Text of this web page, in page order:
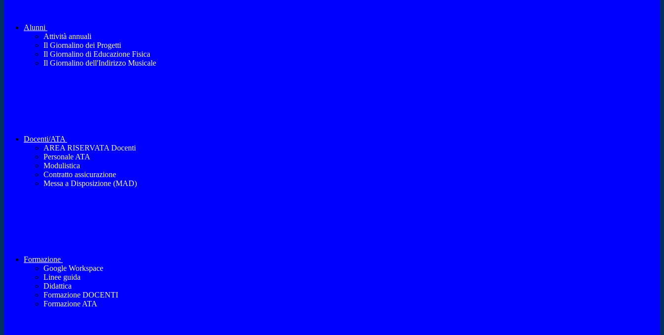
Alunni
Attività annuali
Il Giornalino dei Progetti
Il Giornalino di Educazione Fisica
Il Giornalino dell'Indirizzo Musicale
Docenti/ATA
AREA RISERVATA Docenti
Personale ATA
Modulistica
Contratto assicurazione
Messa a Disposizione (MAD)
Formazione
Google Workspace
Linee guida
Didattica
Formazione DOCENTI
Formazione ATA